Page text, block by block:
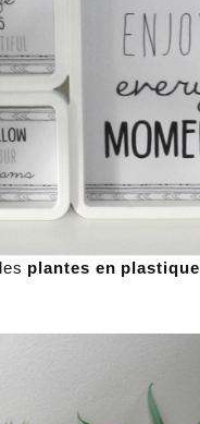
plantes en plastique